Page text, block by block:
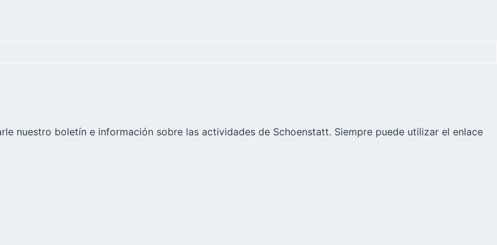
nuestro boletín e información sobre las actividades de Schoenstatt. Siempre puede utilizar el enlace